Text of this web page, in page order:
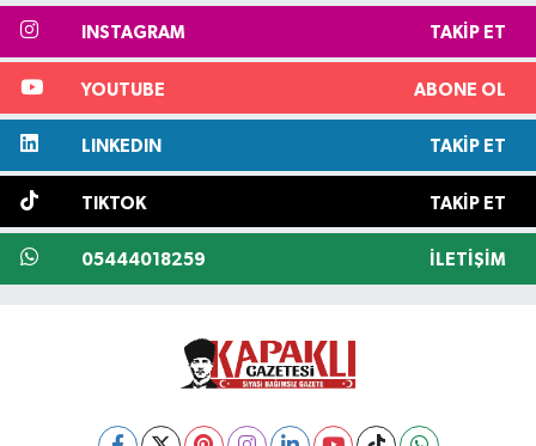
INSTAGRAM TAKIP ET
YOUTUBE ABONE OL
LINKEDIN TAKIP ET
TIKTOK TAKIP ET
05444018259 İLETIŞIM